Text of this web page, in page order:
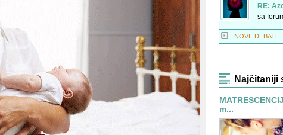
RE:
sa
NOVE DEBATE
Najčitaniji
m...